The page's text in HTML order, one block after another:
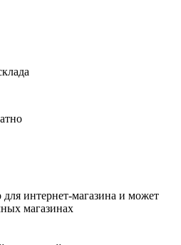
для интернет-магазина и может
магазинах